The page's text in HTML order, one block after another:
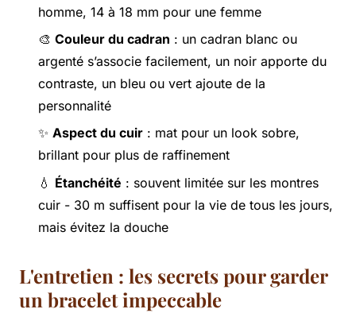
homme, 14 à 18 mm pour une femme
🎨 Couleur du cadran : un cadran blanc ou
argenté s’associe facilement, un noir apporte du
contraste, un bleu ou vert ajoute de la
personnalité
✨ Aspect du cuir : mat pour un look sobre,
brillant pour plus de raffinement
💧 Étanchéité : souvent limitée sur les montres
cuir - 30 m suffisent pour la vie de tous les jours,
mais évitez la douche
L'entretien : les secrets pour garder
un bracelet impeccable